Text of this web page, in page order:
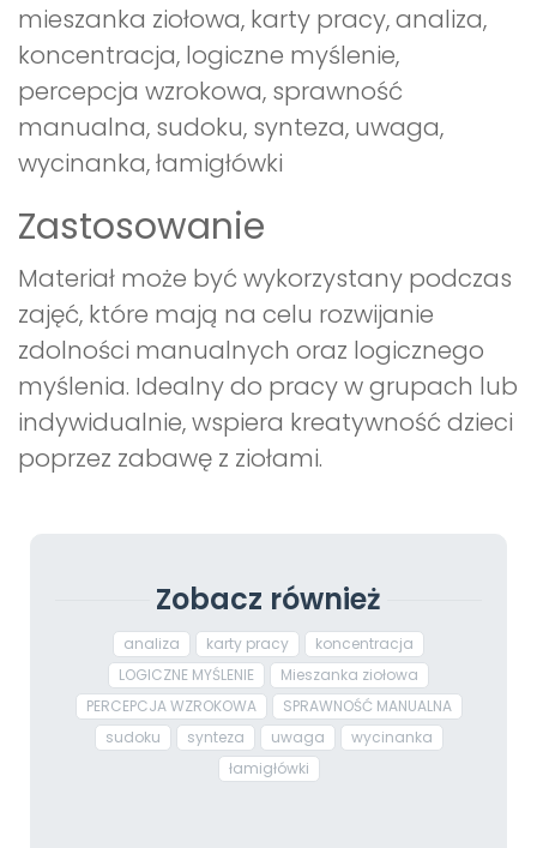
mieszanka ziołowa, karty pracy, analiza,
koncentracja, logiczne myślenie,
percepcja wzrokowa, sprawność
manualna, sudoku, synteza, uwaga,
wycinanka, łamigłówki
Zastosowanie
Materiał może być wykorzystany podczas
zajęć, które mają na celu rozwijanie
zdolności manualnych oraz logicznego
myślenia. Idealny do pracy w grupach lub
indywidualnie, wspiera kreatywność dzieci
poprzez zabawę z ziołami.
Zobacz również
analiza karty pracy
koncentracja
LOGICZNE MYŚLENIE
Mieszanka ziołowa
PERCEPCJA WZROKOWA
SPRAWNOŚĆ MANUALNA
sudoku
synteza uwaga
wycinanka
łamigłówki